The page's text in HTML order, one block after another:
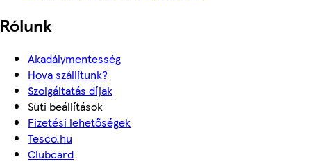
Rólunk
Akadálymentesség
Hova szállítunk?
Szolgáltatás díjak
Süti beállítások
Fizetési lehetőségek
Tesco.hu
Clubcard